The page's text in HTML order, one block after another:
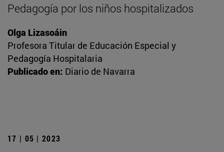
Pedagogía por los niños hospitalizados
Olga Lizasoáin
Profesora Titular de Educación Especial y
Pedagogía Hospitalaria
Publicado en: Diario de Navarra
17 | 05 | 2023